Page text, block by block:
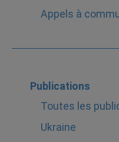
Appels à
Publications
Toutes les
Ukraine